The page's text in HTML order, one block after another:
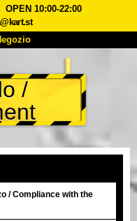
OPEN 10:00-22:00
Prezzo
FAQ
Prenotazioni
/
/ Compliance with the